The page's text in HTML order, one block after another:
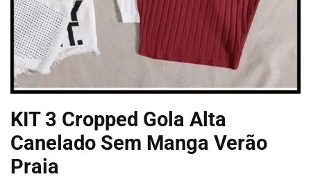
KIT 3 Cropped Gola Alta
Canelado Sem Manga Verão
Praia